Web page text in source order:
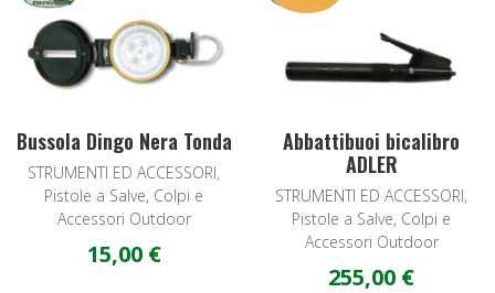
Bussola Dingo Nera Tonda
STRUMENTI ED ACCESSORI,
Pistole a Salve, Colpi e
Accessori Outdoor
15,00 €
Abbattibuoi bicalibro
ADLER
STRUMENTI ED ACCESSORI,
Pistole a Salve, Colpi e
Accessori Outdoor
255,00 €